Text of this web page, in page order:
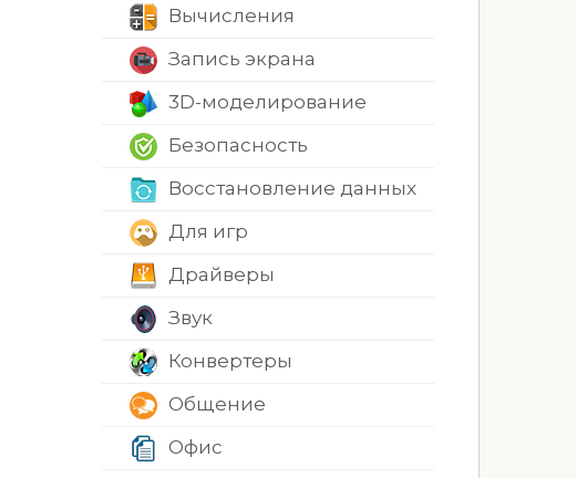
Вычисления
Запись экрана
3D-моделирование
Безопасность
Восстановление данных
Для игр
Драйверы
Звук
Конвертеры
Общение
Офис